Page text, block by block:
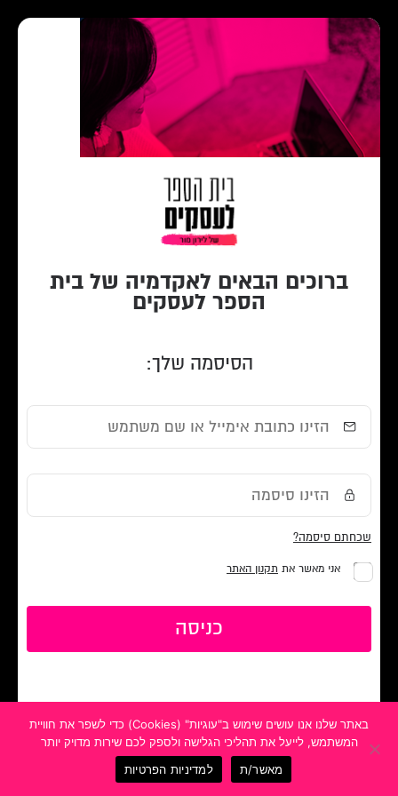
ברוכים הבאים לאקדמיה ‫‬של בית
הספר לעסקים
הסיסמה שלך:
שכחתם סיסמה?
אני מאשר את תקנון האתר
כניסה
באתר שלנו אנו עושים שימוש ב"עוגיות" (Cookies) כדי לשפר את חוויית
המשתמש, לייעל את תהליכי הגלישה ולספק לכם שירות מדויק יותר
מאשר/ת
למדיניות הפרטיות